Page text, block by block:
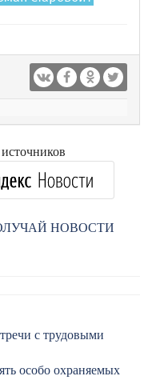
НОВОСТИ
с трудовыми
особо охраняемых